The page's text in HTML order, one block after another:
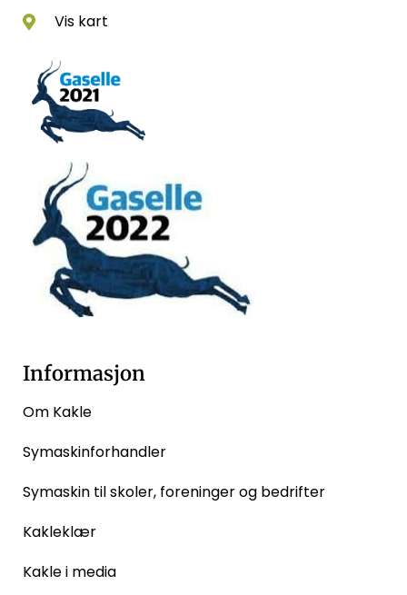
Vis kart
Informasjon
Om Kakle
Symaskinforhandler
Symaskin til skoler, foreninger og bedrifter
Kakleklær
Kakle i media